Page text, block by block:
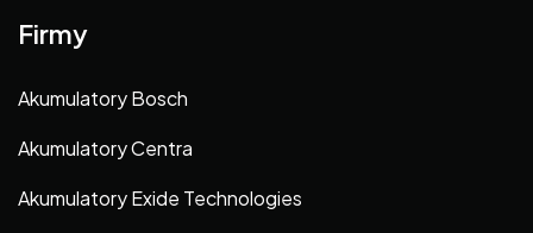
Firmy
Akumulatory Bosch
Akumulatory Centra
Akumulatory Exide Technologies